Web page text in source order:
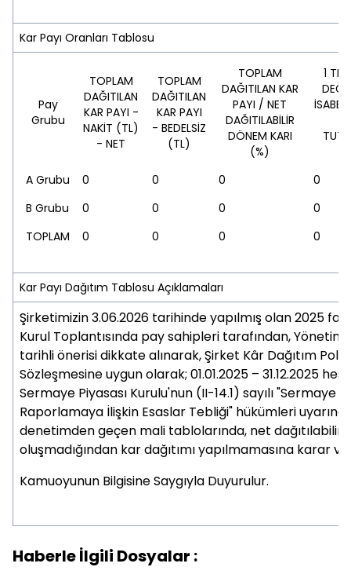
Kar Payı Oranları Tablosu
Pay
Grubu
TOPLAM
DAĞITILAN
KAR PAYI -
NAKİT (TL)
- NET
TOPLAM
DAĞITILAN
KAR PAYI
- BEDELSİZ
(TL)
TOPLAM
DAĞITILAN KAR
PAYI / NET
DAĞITILABİLİR
DÖNEM KARI
(%)
1 TL
A Grubu
0 0 0
0
B Grubu
0 0 0
0
TOPLAM
0 0 0 0
Kar Payı Dağıtım Tablosu Açıklamaları
Şirketimizin 3.06.2026 tarihinde yapılmış olan 2025
Kurul Toplantısında pay sahipleri tarafından, Yönetim
tarihli önerisi dikkate alınarak, Şirket Kâr Dağıtım
Sözleşmesine uygun olarak; 01.01.2025 – 31.12.2025
Sermaye Piyasası Kurulu'nun (II-14.1) sayılı "Sermaye
Raporlamaya İlişkin Esaslar Tebliği" hükümleri
denetimden geçen mali tablolarında, net dağıtılabilir
oluşmadığından kar dağıtımı yapılmamasına karar
Kamuoyunun Bilgisine Saygıyla Duyurulur.
Haberle İlgili Dosyalar :